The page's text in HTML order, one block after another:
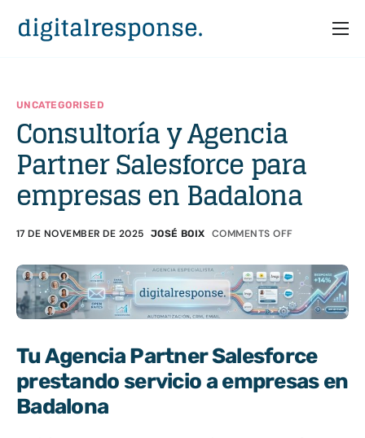
Partners
Cases
Who we are
UNCATEGORISED
Consultoría y Agencia
Partner Salesforce para
empresas en Badalona
17 DE NOVEMBER DE 2025 JOSÉ BOIX COMMENTS OFF
Tu Agencia Partner Salesforce
prestando servicio a empresas en
Badalona